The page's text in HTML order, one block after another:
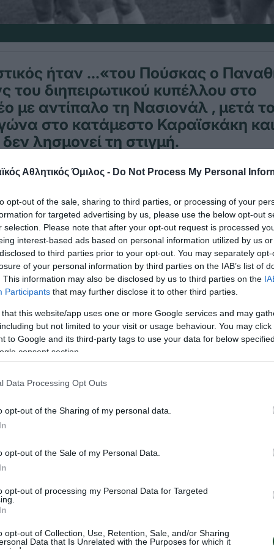
Αθλητικός Όμιλος - Do Not Process My Personal
opt-out of the sale, sharing to third parties, or processing of your
for targeted advertising by us, please use the below opt-out
selection. Please note that after your opt-out request is processed
interest-based ads based on personal information utilized by us
to third parties prior to your opt-out. You may separately
of your personal information by third parties on the IAB’s list of
This information may also be disclosed by us to third parties on the
Participants that may further disclose it to other third parties.
that this website/app uses one or more Google services and may
but not limited to your visit or usage behaviour. You may
to Google and its third-party tags to use your data for below
consent section.
Data Processing Opt Outs
opt-out of the Sharing of my personal data.
opt-out of the Sale of my Personal Data.
opt-out of processing my Personal Data for Targeted
opt-out of Collection, Use, Retention, Sale, and/or Sharing
Data that Is Unrelated with the Purposes for which it
ήταν ...«του Πούσκας ο
του διηπειρωτικού κυπέλλου στο
με αντίπαλο τη Νασιονάλ , μετά
στο κατάμεστο Καραϊσκάκη
λησμονεί τη στιγμή.
«τριφυλλοφόρους» πριν την έναρξη του
…πρότειναν να γίνουν πρωταθλητές κόσμου
Όπως είναι φυσικό οι «πράσινοι» τους
είπαν ξεκάθαρα ότι θα λύσουν τις διαφορές
οι παίκτες της Νασιονάλ κλοτσούσαν
Σκοτσέζου Μακένζι ήταν κάτι παραπάνω από
αυτά τα δεδομένα η ήττα με 1-2 ήρθε μάλλον
σύλλογος» διαμαρτύρεται ακόμα για το
η Νασιονάλ, καθώς η μπάλα δεν πέρασε
ομάδας από τη λατινική Αμερική σημείωσε ο
του «τριφυλλιού» πέτυχε ο Τότης
Μπρούνελ, Μάσνικ, Ουμπίνια, Καστίγιο,
Μανέιρο, Αρτίμε, Μαμέλι.
Οικονομόπουλος, Μητρόπουλος,
Καψής, Σούρπης, Δημητρίου, Καμάρας,